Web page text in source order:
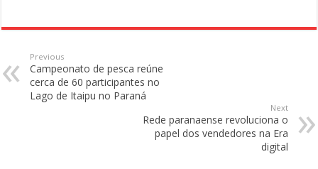
Previous
Campeonato de pesca reúne
cerca de 60 participantes no
Lago de Itaipu no Paraná
Next
Rede paranaense revoluciona o
papel dos vendedores na Era
digital